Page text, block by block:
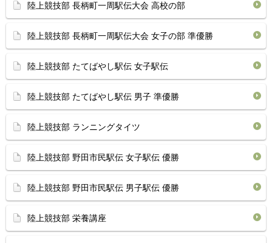
陸上競技部 長柄町一周駅伝大会 高校の部
陸上競技部 長柄町一周駅伝大会 女子の部 準優勝
陸上競技部 たてばやし駅伝 女子駅伝
陸上競技部 たてばやし駅伝 男子 準優勝
陸上競技部 ランニングタイツ
陸上競技部 野田市民駅伝 女子駅伝 優勝
陸上競技部 野田市民駅伝 男子駅伝 優勝
陸上競技部 栄養講座